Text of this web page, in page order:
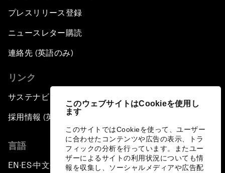
このウェブサイトはCookieを使用し
ます
このサイトではCookieを使って、ユーザー
に合わせたコンテンツや広告の表示、トラ
フィックの分析を行っています。またユー
ザーによるサイトの利用状況についても情
報を収集し、ソーシャルメディアや広告配
プレスリリース登録
ニュースレター購読
連絡先 (英語のみ)
リンク
サステナビリティへの取り組み
採用情報 (英語のみ)
言語
EN ▪ES▪中文▪ 日本語